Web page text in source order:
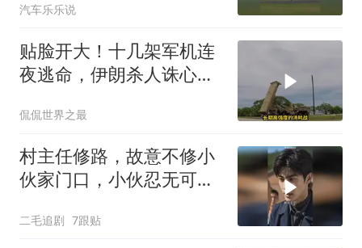
汽车乐乐说
贴脸开大！十几架军机连
夜逃命，伊朗杀人诛心，
侃侃世界之最
村主任修路，故意不修小
伙家门口，小伙忍无可忍
二毛追剧 7跟贴